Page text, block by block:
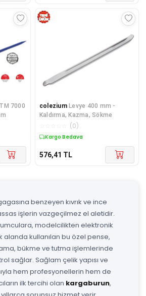
7000
colezium Levye 400 mm -
Kaldırma, Kazma, Sökme
(0)
Kargo Bedava
576,41 TL
benzeyen kıvrık ve ince
işlerin vazgeçilmez el aletidir.
modelcilikten elektronik
kullanılan bu özel pense,
bükme ve tutma işlemlerinde
sağlar. Sağlam çelik yapısı ve
hem profesyonellerin hem de
ilk tercihi olan kargaburun,